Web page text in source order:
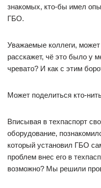
знакомых, кто-бы имел
ГБО.
Уважаемые коллеги, может
расскажет, чё это было у
чревато? И как с этим
Может поделиться кто-
Вписывая в техпаспорт
оборудование,
который установил ГБО
проблем внес его в
возможно? Мы решили